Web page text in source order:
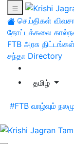
செய்திகள்
தோட்டக்கலை
FTB அரசு திட்டங்கள்
சந்தா Directory
தமிழ்
#FTB வாழ்வும்